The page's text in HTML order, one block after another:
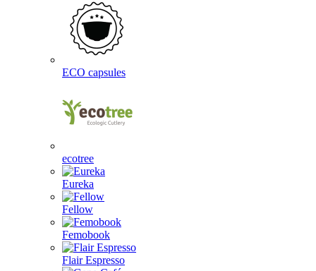
ECO capsules
ecotree
Eureka
Fellow
Femobook
Flair Espresso